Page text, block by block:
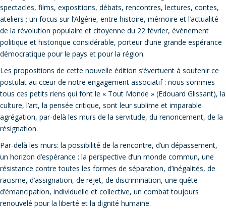
spectacles, films, expositions, débats, rencontres, lectures, contes,
ateliers ; un focus sur l’Algérie, entre histoire, mémoire et l’actualité
de la révolution populaire et citoyenne du 22 février, évènement
politique et historique considérable, porteur d’une grande espérance
démocratique pour le pays et pour la région.
Les propositions de cette nouvelle édition s’évertuent à soutenir ce
postulat au cœur de notre engagement associatif : nous sommes
tous ces petits riens qui font le « Tout Monde » (Edouard Glissant), la
culture, l’art, la pensée critique, sont leur sublime et imparable
agrégation, par-delà les murs de la servitude, du renoncement, de la
résignation.
Par-delà les murs: la possibilité de la rencontre, d’un dépassement,
un horizon d’espérance ; la perspective d’un monde commun, une
résistance contre toutes les formes de séparation, d’inégalités, de
racisme, d’assignation, de rejet, de discrimination, une quête
d’émancipation, individuelle et collective, un combat toujours
renouvelé pour la liberté et la dignité humaine.